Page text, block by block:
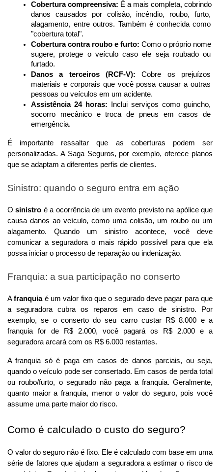
Cobertura compreensiva: É a mais completa, cobrindo
danos causados por colisão, incêndio, roubo, furto,
alagamento, entre outros. Também é conhecida como
"cobertura total".
Cobertura contra roubo e furto: Como o próprio nome
sugere, protege o veículo caso ele seja roubado ou
furtado.
Danos a terceiros (RCF-V): Cobre os prejuízos
materiais e corporais que você possa causar a outras
pessoas ou veículos em um acidente.
Assistência 24 horas: Inclui serviços como guincho,
socorro mecânico e troca de pneus em casos de
emergência.
É importante ressaltar que as coberturas podem ser
personalizadas. A Saga Seguros, por exemplo, oferece planos
que se adaptam a diferentes perfis de clientes.
Sinistro: quando o seguro entra em ação
O sinistro é a ocorrência de um evento previsto na apólice que
causa danos ao veículo, como uma colisão, um roubo ou um
alagamento. Quando um sinistro acontece, você deve
comunicar a seguradora o mais rápido possível para que ela
possa iniciar o processo de reparação ou indenização.
Franquia: a sua participação no conserto
A franquia é um valor fixo que o segurado deve pagar para que
a seguradora cubra os reparos em caso de sinistro. Por
exemplo, se o conserto do seu carro custar R$ 8.000 e a
franquia for de R$ 2.000, você pagará os R$ 2.000 e a
seguradora arcará com os R$ 6.000 restantes.
A franquia só é paga em casos de danos parciais, ou seja,
quando o veículo pode ser consertado. Em casos de perda total
ou roubo/furto, o segurado não paga a franquia. Geralmente,
quanto maior a franquia, menor o valor do seguro, pois você
assume uma parte maior do risco.
Como é calculado o custo do seguro?
O valor do seguro não é fixo. Ele é calculado com base em uma
série de fatores que ajudam a seguradora a estimar o risco de